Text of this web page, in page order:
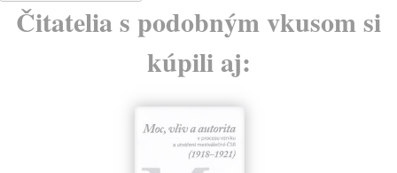
Čitatelia s podobným vkusom si
kúpili aj: